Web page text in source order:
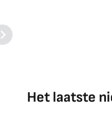
4K TV (2025)
€ 1.088,00
Het laatste